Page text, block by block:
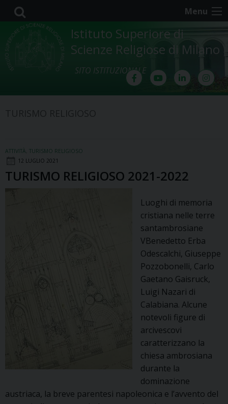
Skip
content
Menu
Istituto Superiore di
Scienze Religiose di Milano
SITO ISTITUZIONALE
ATTIVITÀ TURISMO RELIGIOSO
12 LUGLIO 2021
TURISMO RELIGIOSO 2021-2022
Luoghi di memoria
cristiana nelle terre
santambrosiane
VBenedetto Erba
Odescalchi, Giuseppe
Pozzobonelli, Carlo
Gaetano Gaisruck,
Luigi Nazari di
Calabiana. Alcune
notevoli figure di
arcivescovi
caratterizzano la
chiesa ambrosiana
durante la
dominazione
austriaca, la breve parentesi napoleonica e l’avvento del